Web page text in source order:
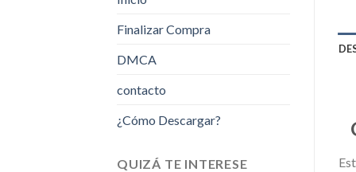
Finalizar Compra
DMCA
contacto
¿Cómo Descargar?
QUIZÁ TE INTERESE